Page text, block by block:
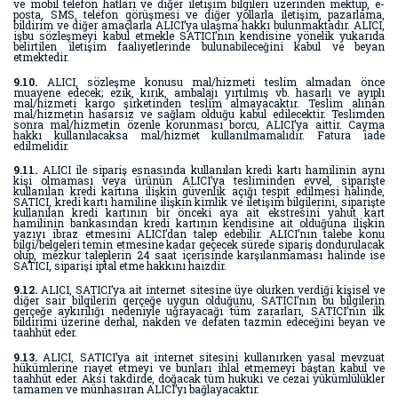
ve mobil telefon hatları ve diğer iletişim bilgileri üzerinden mektup, e-
posta, SMS, telefon görüşmesi ve diğer yollarla iletişim, pazarlama,
bildirim ve diğer amaçlarla ALICI’ya ulaşma hakkı bulunmaktadır. ALICI,
işbu sözleşmeyi kabul etmekle SATICI’nın kendisine yönelik yukarıda
belirtilen iletişim faaliyetlerinde bulunabileceğini kabul ve beyan
etmektedir.
9.10. ALICI, sözleşme konusu mal/hizmeti teslim almadan önce
muayene edecek; ezik, kırık, ambalajı yırtılmış vb. hasarlı ve ayıplı
mal/hizmeti kargo şirketinden teslim almayacaktır. Teslim alınan
mal/hizmetin hasarsız ve sağlam olduğu kabul edilecektir. Teslimden
sonra mal/hizmetin özenle korunması borcu, ALICI’ya aittir. Cayma
hakkı kullanılacaksa mal/hizmet kullanılmamalıdır. Fatura iade
edilmelidir.
9.11. ALICI ile sipariş esnasında kullanılan kredi kartı hamilinin aynı
kişi olmaması veya ürünün ALICI’ya tesliminden evvel, siparişte
kullanılan kredi kartına ilişkin güvenlik açığı tespit edilmesi halinde,
SATICI, kredi kartı hamiline ilişkin kimlik ve iletişim bilgilerini, siparişte
kullanılan kredi kartının bir önceki aya ait ekstresini yahut kart
hamilinin bankasından kredi kartının kendisine ait olduğuna ilişkin
yazıyı ibraz etmesini ALICI’dan talep edebilir. ALICI’nın talebe konu
bilgi/belgeleri temin etmesine kadar geçecek sürede sipariş dondurulacak
olup, mezkur taleplerin 24 saat içerisinde karşılanmaması halinde ise
SATICI, siparişi iptal etme hakkını haizdir.
9.12. ALICI, SATICI’ya ait internet sitesine üye olurken verdiği kişisel ve
diğer sair bilgilerin gerçeğe uygun olduğunu, SATICI’nın bu bilgilerin
gerçeğe aykırılığı nedeniyle uğrayacağı tüm zararları, SATICI’nın ilk
bildirimi üzerine derhal, nakden ve defaten tazmin edeceğini beyan ve
taahhüt eder.
9.13. ALICI, SATICI’ya ait internet sitesini kullanırken yasal mevzuat
hükümlerine riayet etmeyi ve bunları ihlal etmemeyi baştan kabul ve
taahhüt eder. Aksi takdirde, doğacak tüm hukuki ve cezai yükümlülükler
tamamen ve münhasıran ALICI’yı bağlayacaktır.